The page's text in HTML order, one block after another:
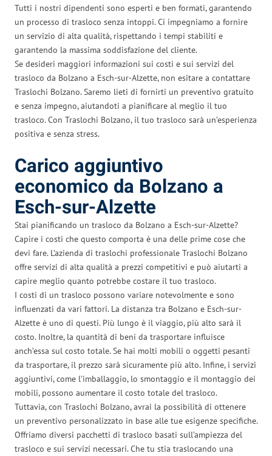
Tutti i nostri dipendenti sono esperti e ben formati, garantendo
un processo di trasloco senza intoppi. Ci impegniamo a fornire
un servizio di alta qualità, rispettando i tempi stabiliti e
garantendo la massima soddisfazione del cliente.
Se desideri maggiori informazioni sui costi e sui servizi del
trasloco da Bolzano a Esch-sur-Alzette, non esitare a contattare
Traslochi Bolzano. Saremo lieti di fornirti un preventivo gratuito
e senza impegno, aiutandoti a pianificare al meglio il tuo
trasloco. Con Traslochi Bolzano, il tuo trasloco sarà un’esperienza
positiva e senza stress.
Carico aggiuntivo
economico da Bolzano a
Esch-sur-Alzette
Stai pianificando un trasloco da Bolzano a Esch-sur-Alzette?
Capire i costi che questo comporta è una delle prime cose che
devi fare. L’azienda di traslochi professionale Traslochi Bolzano
offre servizi di alta qualità a prezzi competitivi e può aiutarti a
capire meglio quanto potrebbe costare il tuo trasloco.
I costi di un trasloco possono variare notevolmente e sono
influenzati da vari fattori. La distanza tra Bolzano e Esch-sur-
Alzette è uno di questi. Più lungo è il viaggio, più alto sarà il
costo. Inoltre, la quantità di beni da trasportare influisce
anch’essa sul costo totale. Se hai molti mobili o oggetti pesanti
da trasportare, il prezzo sarà sicuramente più alto. Infine, i servizi
aggiuntivi, come l’imballaggio, lo smontaggio e il montaggio dei
mobili, possono aumentare il costo totale del trasloco.
Tuttavia, con Traslochi Bolzano, avrai la possibilità di ottenere
un preventivo personalizzato in base alle tue esigenze specifiche.
Offriamo diversi pacchetti di trasloco basati sull’ampiezza del
trasloco e sui servizi necessari. Che tu stia traslocando una